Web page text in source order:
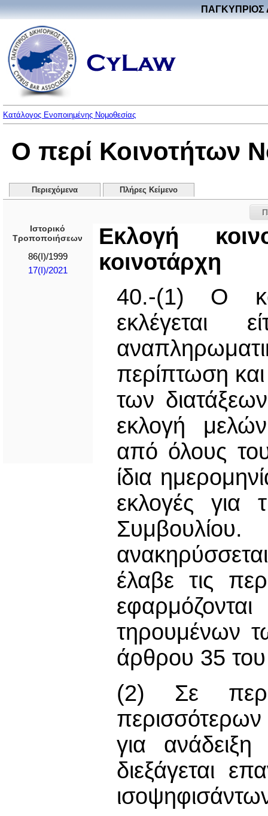
ΠΑΓΚΥΠΡΙΟΣ
Κατάλογος Ενοποιημένης Νομοθεσίας
Ο περί Κοινοτήτων
Περιεχόμενα Πλήρες Κείμενο
Ιστορικό
Τροποποιήσεων
86(I)/1999
17(I)/2021
Εκλογή
κοινοτάρχη
40.-(1) Ο
εκλέγεται
περίπτωση
των
εκλογή
από όλους
ίδια
εκλογές για
έλαβε τις
τηρουμένων
άρθρου 35
(2) Σε
για
διεξάγεται